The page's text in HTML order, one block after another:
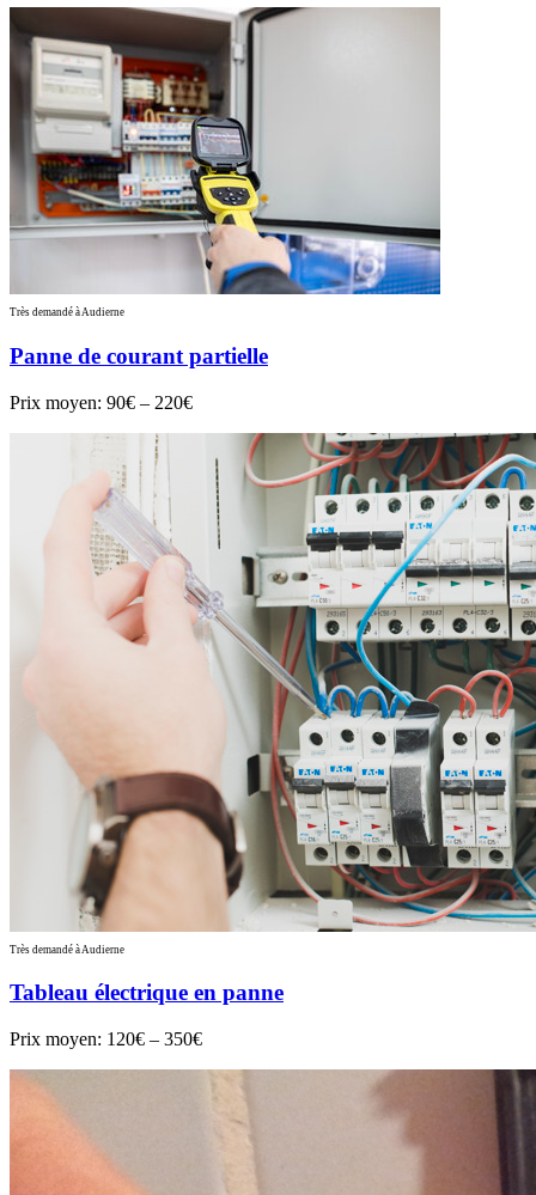
Très demandé à Audierne
Panne de courant partielle
Prix moyen: 90€ – 220€
Très demandé à Audierne
Tableau électrique en panne
Prix moyen: 120€ – 350€